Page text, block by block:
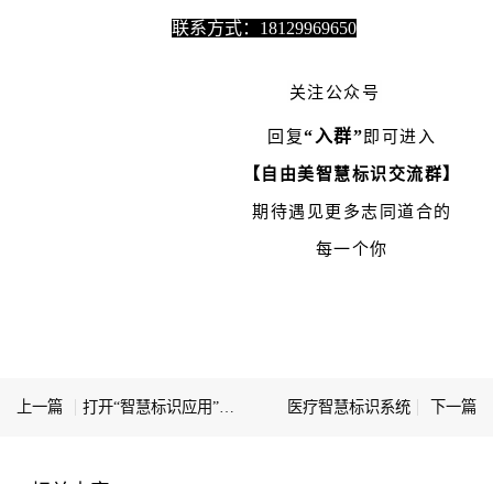
联系方式：18129969650
关注公众号
回复“入群”即可进入
【自由美智慧标识交流群】
期待遇见更多志同道合的
每一个你
上一篇 打开“智慧标识应用”的三把钥匙 医疗智慧标识系统 下一篇